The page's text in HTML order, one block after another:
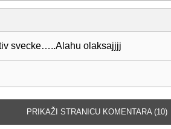
svecke…..Alahu olaksajjjj
PRIKAŽI STRANICU KOMENTARA (10)